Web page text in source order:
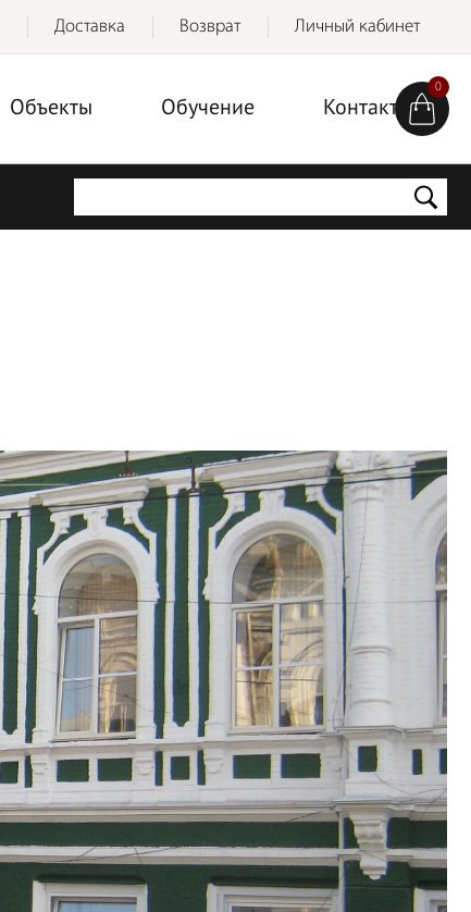
Доставка Возврат Личный кабинет
Объекты Обучение Контакты
0